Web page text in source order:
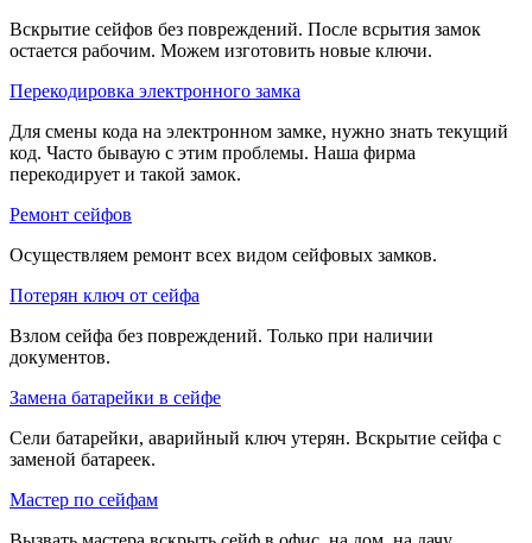
Вскрытие сейфов без повреждений. После всрытия замок
остается рабочим. Можем изготовить новые ключи.
Перекодировка электронного замка
Для смены кода на электронном замке, нужно знать текущий
код. Часто бываую с этим проблемы. Наша фирма
перекодирует и такой замок.
Ремонт сейфов
Осуществляем ремонт всех видом сейфовых замков.
Потерян ключ от сейфа
Взлом сейфа без повреждений. Только при наличии
документов.
Замена батарейки в сейфе
Сели батарейки, аварийный ключ утерян. Вскрытие сейфа с
заменой батареек.
Мастер по сейфам